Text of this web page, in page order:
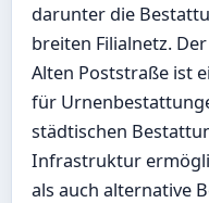
darunter die
breiten Filialnetz.
Alten Poststraße ist
für
städtischen
Infrastruktur
als auch alternative